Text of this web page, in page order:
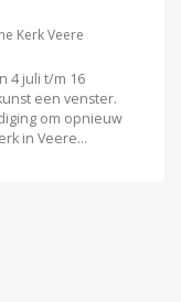
Kerk Veere
4 juli t/m 16
een venster.
om opnieuw
in Veere...